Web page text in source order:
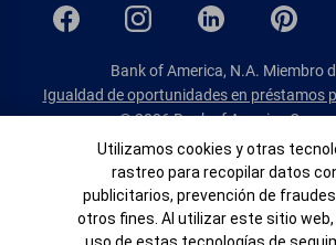
Bank of America, N.A. Miembro
Igualdad de oportunidades en préstamos
© 2026 Bank of America
Todos Los Derechos
Patente:
Banner de Cookies
Utilizamos cookies y otras
rastreo para recopilar datos
publicitarios, prevención de
otros fines. Al utilizar este sitio web,